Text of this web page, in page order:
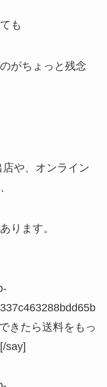
も
がちょっと残念
や、オンライン
ります。
きたら送料をもっ
say]